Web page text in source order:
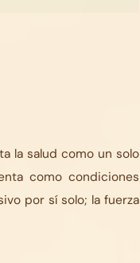
la salud como un solo
como condiciones
por sí solo; la fuerza